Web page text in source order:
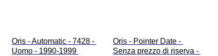
Oris - Automatic - 7428 -
Uomo - 1990-1999
Oris - Pointer Date -
Senza prezzo di riserva -